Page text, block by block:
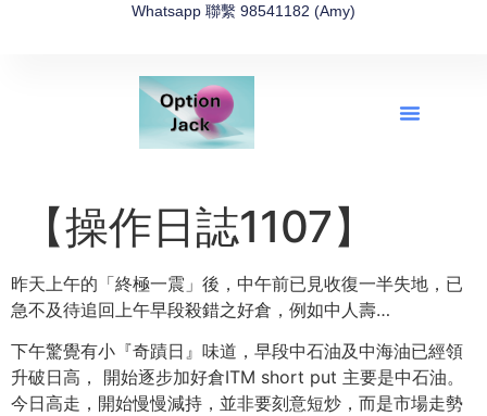
Whatsapp 聯繫 98541182 (Amy)
【操作日誌1107】
昨天上午的「終極一震」後，中午前已見收復一半失地，已
急不及待追回上午早段殺錯之好倉，例如中人壽…
下午驚覺有小『奇蹟日』味道，早段中石油及中海油已經領
升破日高， 開始逐步加好倉ITM short put 主要是中石油。
今日高走，開始慢慢減持，並非要刻意短炒，而是市場走勢